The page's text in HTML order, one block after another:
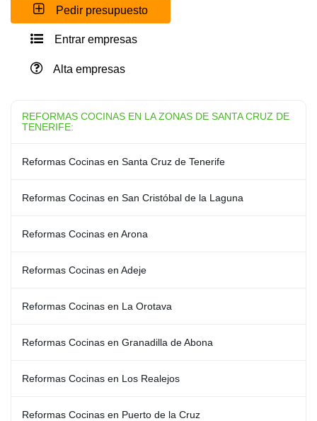
Pedir presupuesto
Entrar empresas
Alta empresas
REFORMAS COCINAS EN LA ZONAS DE SANTA CRUZ DE
TENERIFE:
Reformas Cocinas en Santa Cruz de Tenerife
Reformas Cocinas en San Cristóbal de la Laguna
Reformas Cocinas en Arona
Reformas Cocinas en Adeje
Reformas Cocinas en La Orotava
Reformas Cocinas en Granadilla de Abona
Reformas Cocinas en Los Realejos
Reformas Cocinas en Puerto de la Cruz